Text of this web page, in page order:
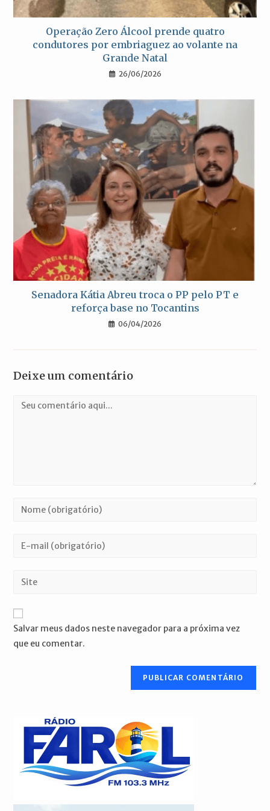
Operação Zero Álcool prende quatro
condutores por embriaguez ao volante na
Grande Natal
26/06/2026
Senadora Kátia Abreu troca o PP pelo PT e
reforça base no Tocantins
06/04/2026
Deixe um comentário
Comentário
Digite
ou
de
para
comentar
Digite
de
mail
para
comentar
Digite
URL
do
site
Salvar meus dados neste navegador para a próxima vez
que eu comentar.